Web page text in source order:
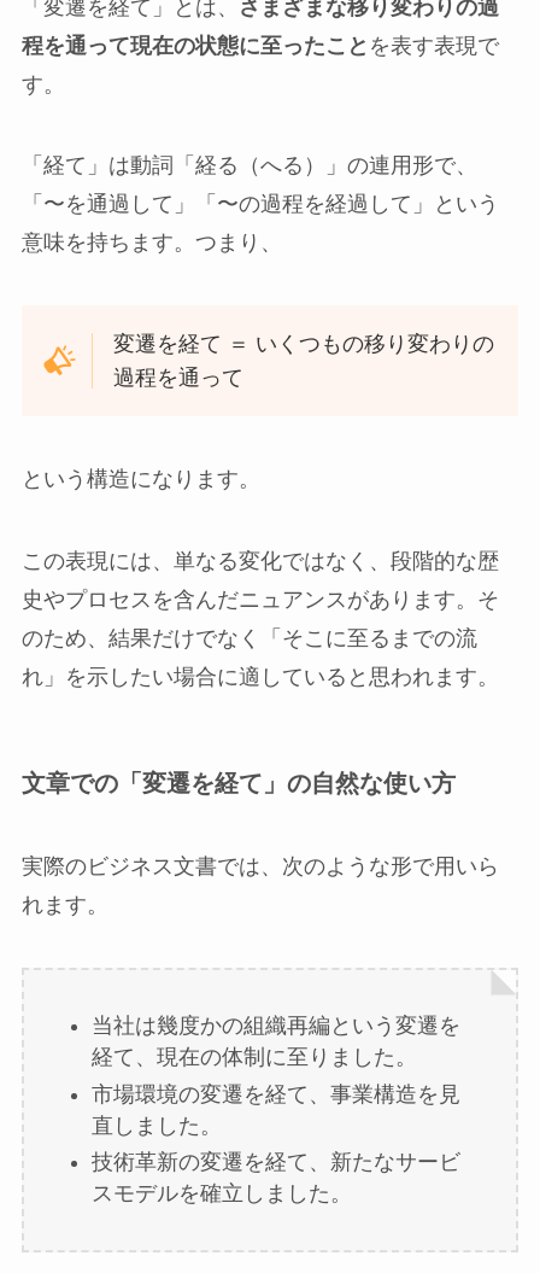
「変遷を経て」とは、
さまざまな移り変わりの過
程を通って現在の状態に至ったこと を表す表現で
す。
「経て」は動詞「経る（へる）」の連用形で、
「〜を通過して」「〜の過程を経過して」という
意味を持ちます。つまり、
変遷を経て ＝ いくつもの移り変わりの
過程を通って
という構造になります。
この表現には、単なる変化ではなく、段階的な歴
史やプロセスを含んだニュアンスがあります。そ
のため、結果だけでなく「そこに至るまでの流
れ」を示したい場合に適していると思われます。
文章での「変遷を経て」の自然な使い方
実際のビジネス文書では、次のような形で用いら
れます。
当社は幾度かの組織再編という変遷を
経て、現在の体制に至りました。
市場環境の変遷を経て、事業構造を見
直しました。
技術革新の変遷を経て、新たなサービ
スモデルを確立しました。